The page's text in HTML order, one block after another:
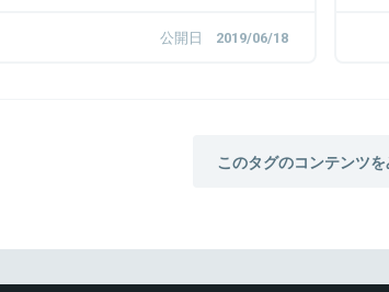
公開日 2019/06/18
このタグのコンテンツ